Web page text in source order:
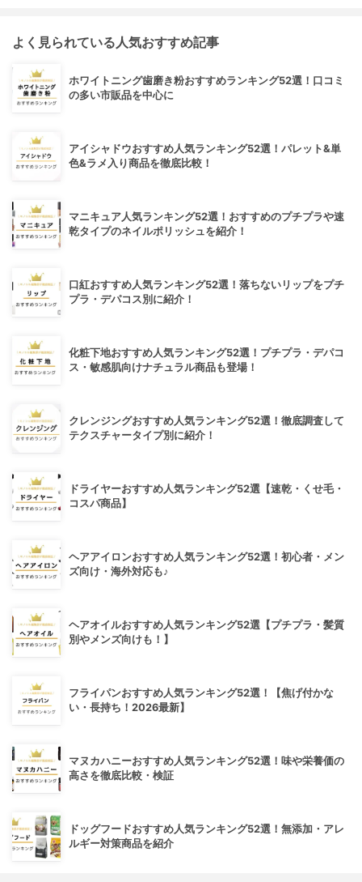
よく見られている人気おすすめ記事
ホワイトニング歯磨き粉おすすめランキング52選！口コミ
の多い市販品を中心に
アイシャドウおすすめ人気ランキング52選！パレット&単
色&ラメ入り商品を徹底比較！
マニキュア人気ランキング52選！おすすめのプチプラや速
乾タイプのネイルポリッシュを紹介！
口紅おすすめ人気ランキング52選！落ちないリップをプチ
プラ・デパコス別に紹介！
化粧下地おすすめ人気ランキング52選！プチプラ・デパコ
ス・敏感肌向けナチュラル商品も登場！
クレンジングおすすめ人気ランキング52選！徹底調査して
テクスチャータイプ別に紹介！
ドライヤーおすすめ人気ランキング52選【速乾・くせ毛・
コスパ商品】
ヘアアイロンおすすめ人気ランキング52選！初心者・メン
ズ向け・海外対応も♪
ヘアオイルおすすめ人気ランキング52選【プチプラ・髪質
別やメンズ向けも！】
フライパンおすすめ人気ランキング52選！【焦げ付かな
い・長持ち！2026最新】
マヌカハニーおすすめ人気ランキング52選！味や栄養価の
高さを徹底比較・検証
ドッグフードおすすめ人気ランキング52選！無添加・アレ
ルギー対策商品を紹介